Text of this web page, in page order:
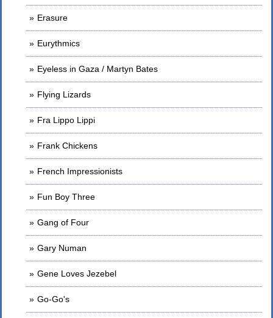
Erasure
Eurythmics
Eyeless in Gaza / Martyn Bates
Flying Lizards
Fra Lippo Lippi
Frank Chickens
French Impressionists
Fun Boy Three
Gang of Four
Gary Numan
Gene Loves Jezebel
Go-Go's